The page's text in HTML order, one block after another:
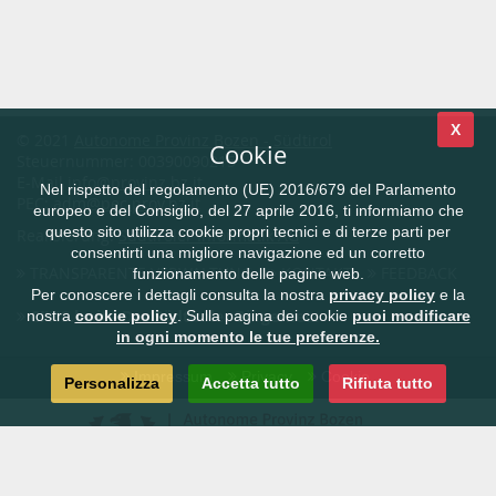
Steuernummer: 00390090215
E-Mail info@provinz.bz.it
PEC:adm@pec.prov.bz.it
Realisierung:Südtiroler Informatik AG
TRANSPARENTE VERWALTUNG
KONTAKT
CIVIS.bz.it - Das Südtiroler Bürgernetz
Impressum Privacy Cookie
X
Cookie
Nel rispetto del regolamento (UE) 2016/679 del Parlamento
europeo e del Consiglio, del 27 aprile 2016, ti informiamo che
questo sito utilizza cookie propri tecnici e di terze parti per
consentirti una migliore navigazione ed un corretto
funzionamento delle pagine web.
Per conoscere i dettagli consulta la nostra privacy policy e la
nostra cookie policy. Sulla pagina dei cookie puoi modificare
in ogni momento le tue preferenze.
Personalizza Accetta tutto Rifiuta tutto